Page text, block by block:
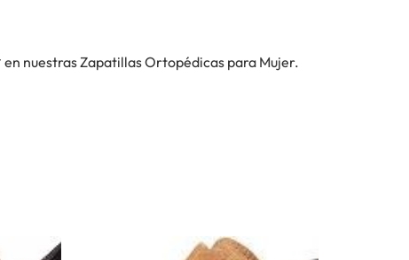
nuestras Zapatillas Ortopédicas para Mujer.